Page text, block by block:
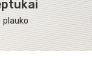
plauko